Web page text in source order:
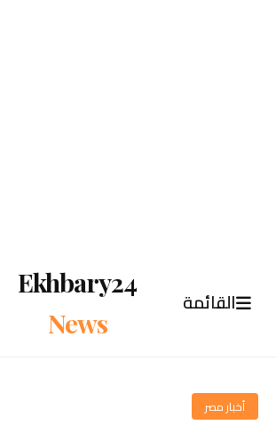
القائمة
Ekhbary24
News
أخبار مصر